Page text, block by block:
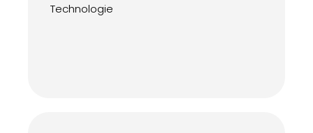
Technologie